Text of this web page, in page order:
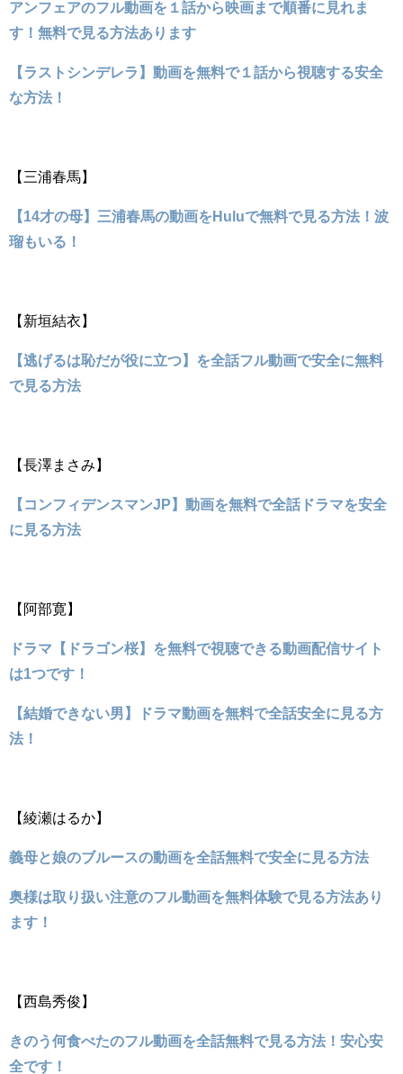
アンフェアのフル動画を１話から映画まで順番に見れま
す！無料で見る方法あります
【ラストシンデレラ】動画を無料で１話から視聴する安全
な方法！
【三浦春馬】
【14才の母】三浦春馬の動画をHuluで無料で見る方法！波
瑠もいる！
【新垣結衣】
【逃げるは恥だが役に立つ】を全話フル動画で安全に無料
で見る方法
【長澤まさみ】
【コンフィデンスマンJP】動画を無料で全話ドラマを安全
に見る方法
【阿部寛】
ドラマ【ドラゴン桜】を無料で視聴できる動画配信サイト
は1つです！
【結婚できない男】ドラマ動画を無料で全話安全に見る方
法！
【綾瀬はるか】
義母と娘のブルースの動画を全話無料で安全に見る方法
奥様は取り扱い注意のフル動画を無料体験で見る方法あり
ます！
【西島秀俊】
きのう何食べたのフル動画を全話無料で見る方法！安心安
全です！